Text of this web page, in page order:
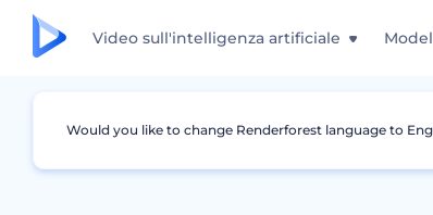
Video sull'intelligenza artificiale
Grafica Curriculum Modelli
Would you like to change Renderforest language to